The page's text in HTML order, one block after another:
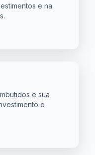
e na
e sua
e